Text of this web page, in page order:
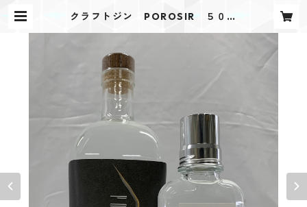
クラフトジン POROSIR ５００